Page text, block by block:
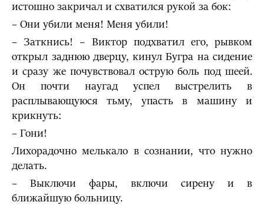
истошно закричал и схватился рукой за бок:
– Они убили меня! Меня убили!
– Заткнись! – Виктор подхватил его, рывком
открыл заднюю дверцу, кинул Бугра на сидение
и сразу же почувствовал острую боль под шеей.
Он почти наугад успел выстрелить в
расплывающуюся тьму, упасть в машину и
крикнуть:
– Гони!
Лихорадочно мелькало в сознании, что нужно
делать.
– Выключи фары, включи сирену и в
ближайшую больницу.